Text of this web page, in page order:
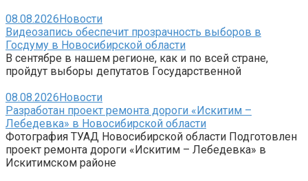
08.08.2026Новости
Видеозапись обеспечит прозрачность выборов в
Госдуму в Новосибирской области
В сентябре в нашем регионе, как и по всей стране,
пройдут выборы депутатов Государственной
08.08.2026Новости
Разработан проект ремонта дороги «Искитим –
Лебедевка» в Новосибирской области
Фотография ТУАД Новосибирской области Подготовлен
проект ремонта дороги «Искитим – Лебедевка» в
Искитимском районе